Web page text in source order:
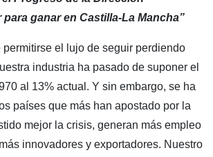
ganar en Castilla-La Mancha”
permitirse el lujo de seguir perdiendo
industria ha pasado de suponer el
al 13% actual. Y sin embargo, se ha
países que más han apostado por la
mejor la crisis, generan más empleo
innovadores y exportadores. Nuestro